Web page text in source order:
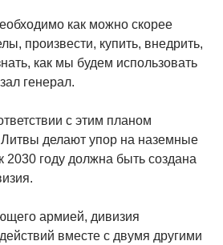
как можно скорее
произвести, купить, внедрить,
как мы будем использовать
генерал.
с этим планом
делают упор на наземные
2030 году должна быть создана
армией, дивизия
вместе с двумя другими